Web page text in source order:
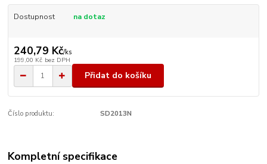
Dostupnost na dotaz
240,79 Kč/ks
199,00 Kč bez DPH
Přidat do košíku
Číslo produktu: SD2013N
Kompletní specifikace